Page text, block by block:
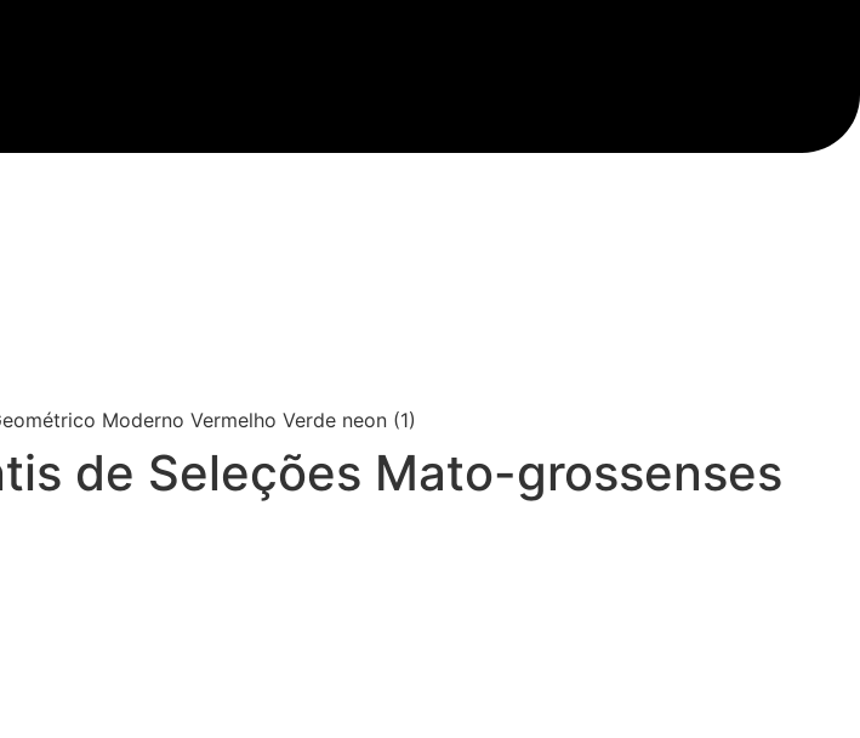
de Seleções Mato-grossenses